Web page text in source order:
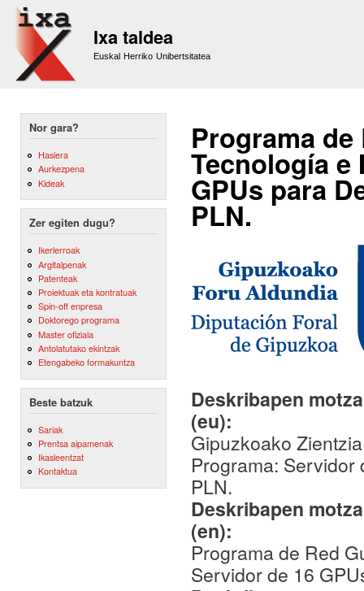
Ixa taldea
Euskal Herriko Unibertsitatea
Nor gara?
Hasiera
Aurkezpena
Kideak
Zer egiten dugu?
Ikerlerroak
Argitalpenak
Patenteak
Proiektuak eta kontratuak
Spin-off enpresa
Doktorego programa
Master ofiziala
Antolatutako ekintzak
Etengabeko formakuntza
Beste batzuk
Sariak
Prentsa aipamenak
Ikasleentzat
Kontaktua
Programa
Tecnología e
GPUs para
PLN.
Deskribapen
(eu):
Gipuzkoako
Programa: Servidor
PLN.
Deskribapen
(en):
Programa de Red
Servidor de 16